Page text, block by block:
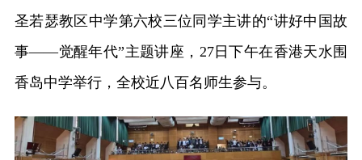
圣若瑟教区中学第六校三位同学主讲的“讲好中国故
事——觉醒年代”主题讲座，27日下午在香港天水围
香岛中学举行，全校近八百名师生参与。